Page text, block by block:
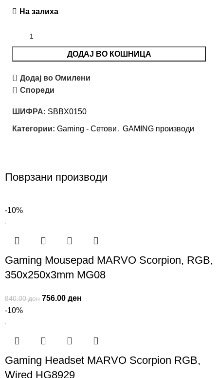
На залиха
ДОДАЈ ВО КОШНИЦА
Додај во Омилени
Спореди
ШИФРА: SBBX0150
Категории: Gaming - Сетови , GAMING производи
Поврзани производи
-10%
Gaming Mousepad MARVO Scorpion, RGB,
350x250x3mm MG08
840.00ден 756.00ден
-10%
Gaming Headset MARVO Scorpion RGB,
Wired HG8929